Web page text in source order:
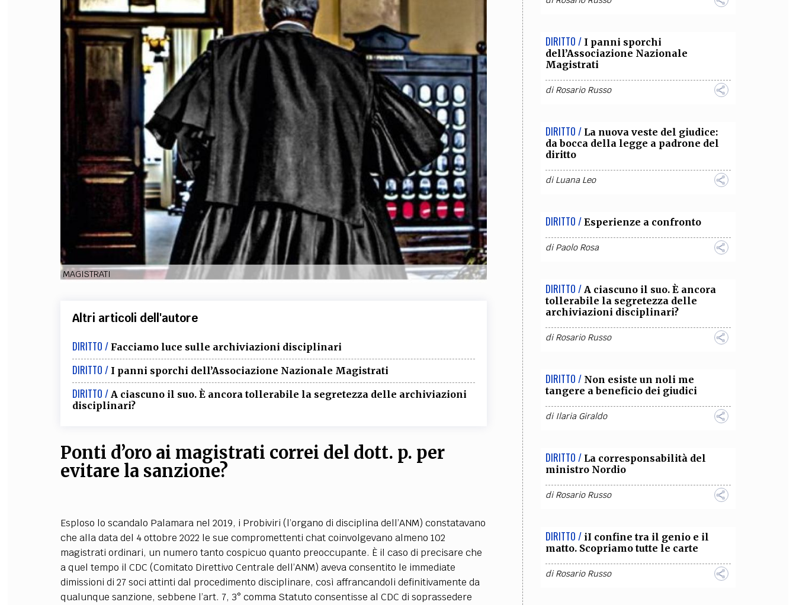
TEAM
FILODIRITTO REDAZIONE COMITATO SCIENTIFICO AUTORI
EXTRA
CODICI RUBRICHE LIBRI PROCEEDINGS PUBBLICITÀ CONTATTI
SOCIAL MEDIA
MAGISTRATI
Altri articoli dell'autore
DIRITTO / Facciamo luce sulle archiviazioni disciplinari
DIRITTO / I panni sporchi dell’Associazione Nazionale Magistrati
DIRITTO / A ciascuno il suo. È ancora tollerabile la segretezza delle archiviazioni
disciplinari?
Ponti d’oro ai magistrati correi del dott. p. per
evitare la sanzione?
Esploso lo scandalo Palamara nel 2019, i Probiviri (l’organo di disciplina dell’ANM) constatavano
che alla data del 4 ottobre 2022 le sue compromettenti chat coinvolgevano almeno 102
magistrati ordinari, un numero tanto cospicuo quanto preoccupante. È il caso di precisare che
a quel tempo il CDC (Comitato Direttivo Centrale dell’ANM) aveva consentito le immediate
dimissioni di 27 soci attinti dal procedimento disciplinare, così affrancandoli definitivamente da
qualunque sanzione, sebbene l’art. 7, 3° comma Statuto consentisse al CDC di soprassedere
DIRITTO / I panni sporchi
dell’Associazione Nazionale
Magistrati
diRosario Russo
DIRITTO / La nuova veste del giudice:
da bocca della legge a padrone del
diritto
diLuana Leo
DIRITTO / Esperienze a confronto
diPaolo Rosa
DIRITTO / A ciascuno il suo. È ancora
tollerabile la segretezza delle
archiviazioni disciplinari?
diRosario Russo
DIRITTO / Non esiste un noli me
tangere a beneficio dei giudici
di Ilaria Giraldo
DIRITTO / La corresponsabilità del
ministro Nordio
diRosario Russo
DIRITTO / iI confine tra il genio e il
matto. Scopriamo tutte le carte
diRosario Russo